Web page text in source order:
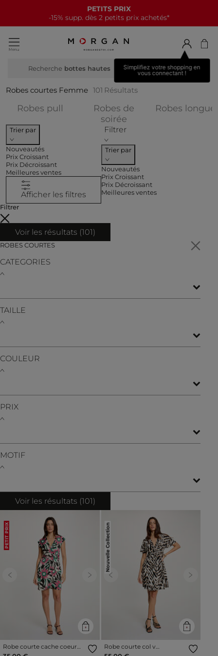
NOUVELLE COLLECTION
15€ offerts tous les 70€*
Simplifiez votre shopping en
vous connectant !
Recherche b
Robes courtes Femme 101 Résultats
Robes pull Affiner par CATEGORIES : Robes
Robes de
soiréeAffiner par
Robes
Trier par
Nouveautés
Prix Croissant
Prix Décroissant
Meilleures ventes
Afficher les filtres
Filtrer
Trier par
Nouveautés
Prix Croissant
Prix Décroissant
Meilleures ventes
Filtrer
Voir les résultats (101)
ROBES COURTES
CATEGORIES
TAILLE
COULEUR
PRIX
MOTIF
Voir les résultats (101)
PETIT PRIX
Previous Next
Robe courte cache coeur
multicolore femme
Nouvelle Collection
Previous Next
Robe courte col v
multicolore femme